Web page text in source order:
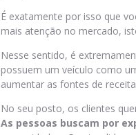
É exatamente por isso que
mais atenção no mercado,
Nesse sentido, é
possuem um veículo como
aumentar as fontes de
No seu posto, os clientes
As pessoas buscam por